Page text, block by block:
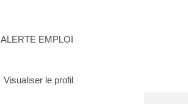
ALERTE EMPLOI
Visualiser le profil